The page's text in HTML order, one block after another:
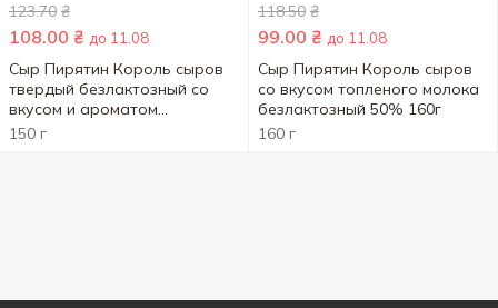
123.70 ₴
108.00 ₴ до 11.08
Сыр Пирятин Король сыров
твердый безлактозный со
вкусом и ароматом
топленого молока нарезка
150 г
118.50 ₴
99.00 ₴ до 11.08
Сыр Пирятин Король сыров
со вкусом топленого молока
безлактозный 50% 160г
160 г